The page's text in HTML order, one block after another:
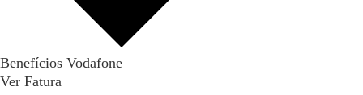
Benefícios Vodafone
Ver Fatura